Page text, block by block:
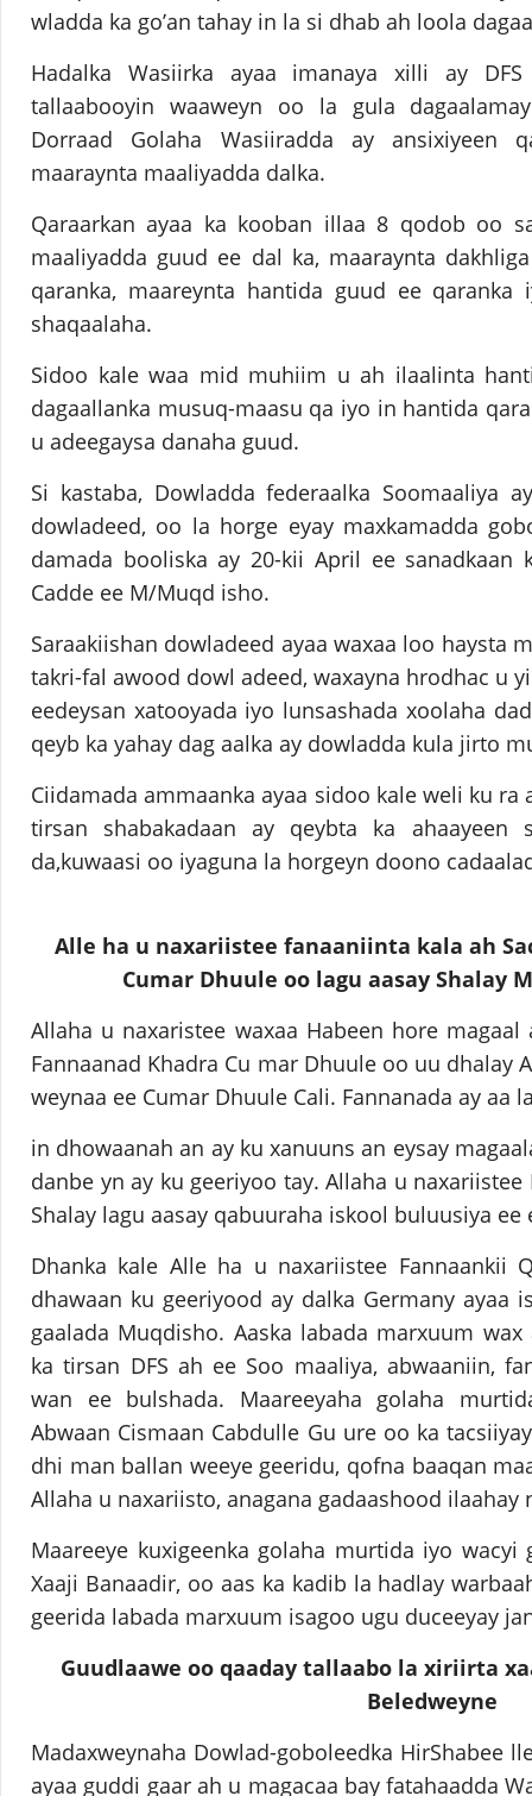
wladda ka go’an tahay in la si dhab ah loola
Hadalka Wasiirka ayaa imanaya xilli ay
tallaabooyin waaweyn oo la gula
Dorraad Golaha Wasiiradda ay ansixiyeen
maaraynta maaliyadda dalka.
Qaraarkan ayaa ka kooban illaa 8 qodob oo
maaliyadda guud ee dal ka, maaraynta
qaranka, maareynta hantida guud ee qaranka
shaqaalaha.
Sidoo kale waa mid muhiim u ah ilaalinta
dagaallanka musuq-maasu qa iyo in hantida
u adeegaysa danaha guud.
Si kastaba, Dowladda federaalka Soomaaliya
dowladeed, oo la horge eyay maxkamadda
damada booliska ay 20-kii April ee sanadkaan
Cadde ee M/Muqd isho.
Saraakiishan dowladeed ayaa waxaa loo haysta
takri-fal awood dowl adeed, waxayna hrodhac u
eedeysan xatooyada iyo lunsashada xoolaha
qeyb ka yahay dag aalka ay dowladda kula jirto
Ciidamada ammaanka ayaa sidoo kale weli ku ra
tirsan shabakadaan ay qeybta ka ahaayeen
da,kuwaasi oo iyaguna la horgeyn doono
Alle ha u naxariistee fanaaniinta kala ah
Cumar Dhuule oo lagu aasay Shalay
Allaha u naxaristee waxaa Habeen hore
Fannaanad Khadra Cu mar Dhuule oo uu dhalay
weynaa ee Cumar Dhuule Cali. Fannanada ay aa
in dhowaanah an ay ku xanuuns an eysay
danbe yn ay ku geeriyoo tay. Allaha u
Shalay lagu aasay qabuuraha iskool buluusiya
Dhanka kale Alle ha u naxariistee Fannaankii
dhawaan ku geeriyood ay dalka Germany ayaa
gaalada Muqdisho. Aaska labada marxuum
ka tirsan DFS ah ee Soo maaliya, abwaaniin,
wan ee bulshada. Maareeyaha golaha
Abwaan Cismaan Cabdulle Gu ure oo ka
dhi man ballan weeye geeridu, qofna baaqan
Allaha u naxariisto, anagana gadaashood ilaahay
Maareeye kuxigeenka golaha murtida iyo wacyi
Xaaji Banaadir, oo aas ka kadib la hadlay
geerida labada marxuum isagoo ugu duceeyay
Guudlaawe oo qaaday tallaabo la xiriirta
Beledweyne
Madaxweynaha Dowlad-goboleedka HirShabee
ayaa guddi gaar ah u magacaa bay fatahaadda